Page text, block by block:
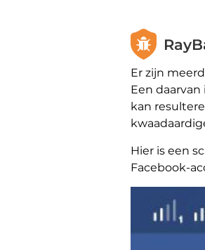
Er zijn
Een
kan
Hier is een
Facebook-